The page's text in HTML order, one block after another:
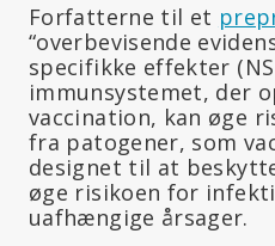
Forfatterne til et
“overbevisende
specifikke effekter
immunsystemet, der
vaccination, kan øge
fra patogener, som
designet til at
øge risikoen for
uafhængige årsager.